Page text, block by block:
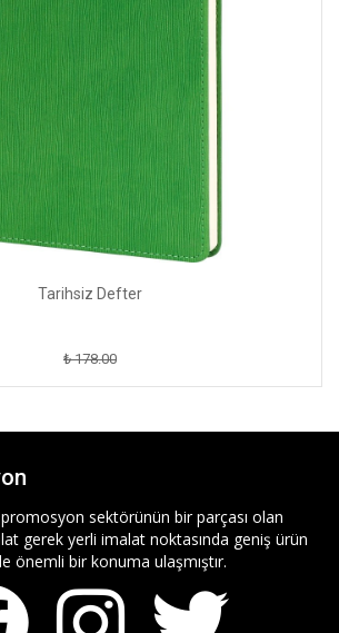
Tarihsiz Defter
₺ 178.00
promosyon sektörünün bir parçası olan
gerek yerli imalat noktasında geniş ürün
önemli bir konuma ulaşmıştır.